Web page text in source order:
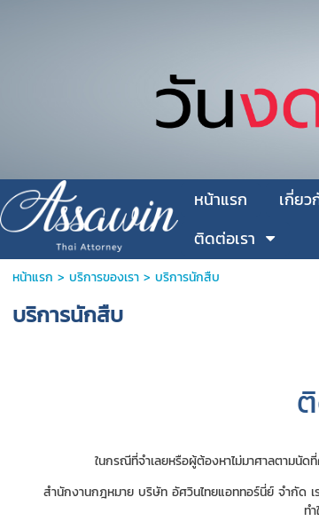
หน้าแรก เกี่ยว
ติดต่อเรา
หน้าแรก > บริการของเรา> บริการนักสืบ
บริการนักสืบ
ในกรณีที่จำเลยหรือผู้ต้องหาไม่มาศาลตามนั
สำนักงานกฎหมาย บริษัท อัศวินไทยแอททอร์นี่ย์ จำกัด
ท